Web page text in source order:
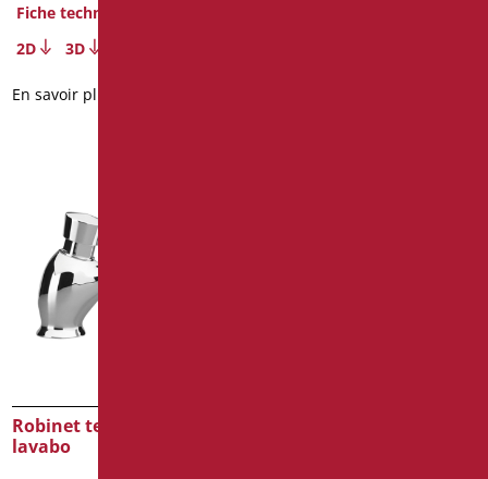
Fiche technique
2D
3D
En savoir plus
Robinet temporisé pour
lavabo